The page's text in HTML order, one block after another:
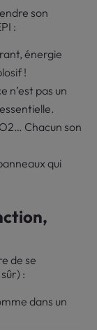
son
:
énergie
!
n’est pas un
Chacun son
qui
de se
:
dans un